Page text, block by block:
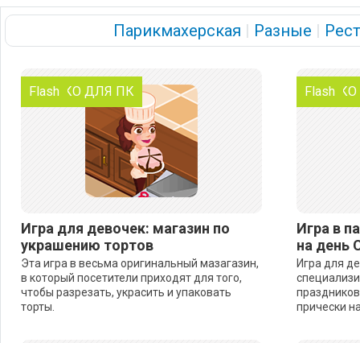
Парикмахерская | Разные |
ТОЛЬКО ДЛЯ ПК
Flash
Игра для девочек: магазин по
украшению тортов
Эта игра в весьма оригинальный мазагазин,
в который посетители приходят для того,
чтобы разрезать, украсить и упаковать
торты.
Flash
Игра в
на день
Игра для
прически